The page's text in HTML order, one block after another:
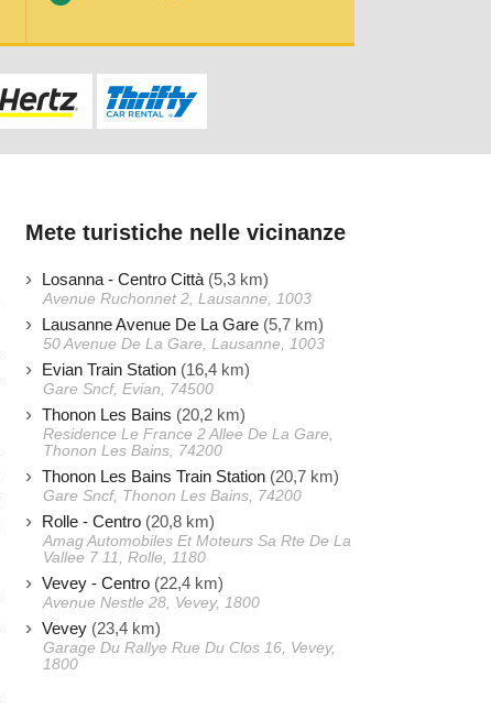
Mete turistiche nelle vicinanze
Losanna - Centro Città (5,3 km)
Avenue Ruchonnet 2, Lausanne, 1003
Lausanne Avenue De La Gare (5,7 km)
50 Avenue De La Gare, Lausanne, 1003
Evian Train Station (16,4 km)
Gare Sncf, Evian, 74500
Thonon Les Bains (20,2 km)
Residence Le France 2 Allee De La Gare,
Thonon Les Bains, 74200
Thonon Les Bains Train Station (20,7 km)
Gare Sncf, Thonon Les Bains, 74200
Rolle - Centro (20,8 km)
Amag Automobiles Et Moteurs Sa Rte De La
Vallee 7 11, Rolle, 1180
Vevey - Centro (22,4 km)
Avenue Nestle 28, Vevey, 1800
Vevey (23,4 km)
Garage Du Rallye Rue Du Clos 16, Vevey,
1800